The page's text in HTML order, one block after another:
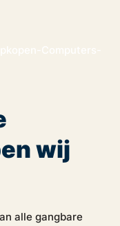
wij
alle gangbare